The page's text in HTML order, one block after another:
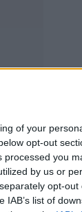
of your
opt-out
processed you
by us or
opt-out
list of